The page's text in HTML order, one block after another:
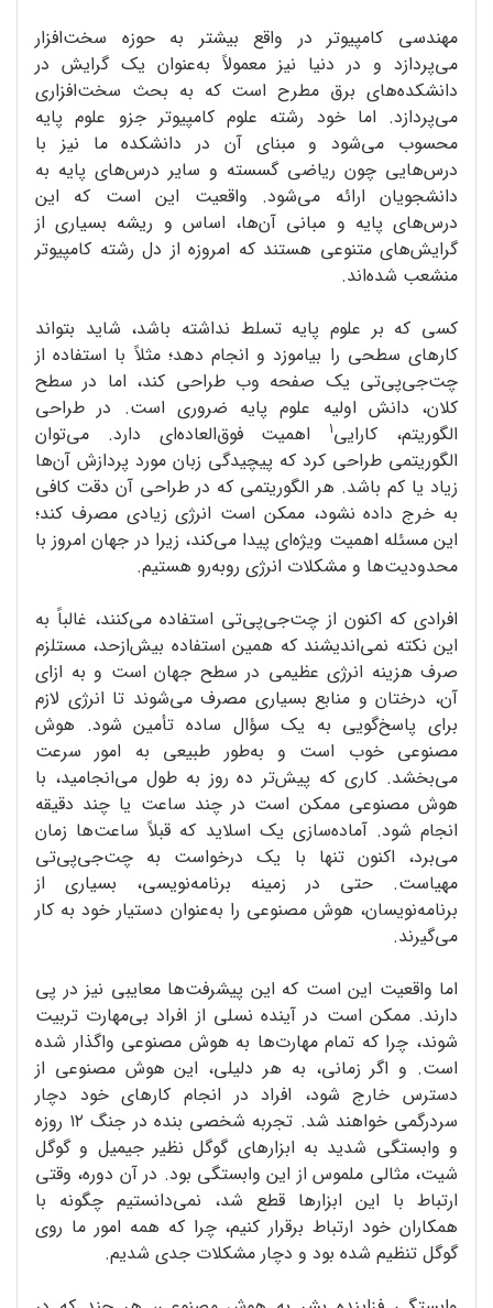
مهندسی کامپیوتر در واقع بیشتر به حوزه‌ سخت‌افزار
می‌پردازد و در دنیا نیز معمولاً به‌عنوان یک گرایش در
دانشکده‌های برق مطرح است که به بحث سخت‌افزاری
می‌پردازد. اما خود رشته‌ علوم کامپیوتر جزو علوم پایه
محسوب می‌شود و مبنای آن در دانشکده‌ ما نیز با
درس‌هایی چون ریاضی گسسته و سایر درس‌های پایه به
دانشجویان ارائه می‌شود. واقعیت این است که این
درس‌های پایه و مبانی آن‌ها، اساس و ریشه‌ بسیاری از
گرایش‌های متنوعی هستند که امروزه از دل رشته‌ کامپیوتر
منشعب شده‌اند.
کسی که بر علوم پایه تسلط نداشته باشد، شاید بتواند
کارهای سطحی را بیاموزد و انجام دهد؛ مثلاً با استفاده از
چت‌جی‌پی‌تی یک صفحه‌ وب طراحی کند، اما در سطح
کلان، دانش اولیه‌ علوم پایه ضروری است. در طراحی
الگوریتم، کارایی1اهمیت فوق‌العاده‌ای دارد. می‌توان
الگوریتمی طراحی کرد که پیچیدگی زبان مورد پردازش آن‌ها
زیاد یا کم باشد. هر الگوریتمی که در طراحی آن دقت کافی
به خرج داده نشود، ممکن است انرژی زیادی مصرف کند؛
این مسئله اهمیت ویژه‌ای پیدا می‌کند، زیرا در جهان امروز با
محدودیت‌ها و مشکلات انرژی روبه‌رو هستیم.
افرادی که اکنون از چت‌جی‌پی‌تی استفاده می‌کنند، غالباً به
این نکته نمی‌اندیشند که همین استفاده‌ بیش‌ازحد، مستلزم
صرف هزینه‌ انرژی عظیمی در سطح جهان است و به ازای
آن، درختان و منابع بسیاری مصرف می‌شوند تا انرژی لازم
برای پاسخ‌گویی به یک سؤال ساده تأمین شود. هوش
مصنوعی خوب است و به‌طور طبیعی به امور سرعت
می‌بخشد. کاری که پیش‌تر ده روز به طول می‌انجامید، با
هوش مصنوعی ممکن است در چند ساعت یا چند دقیقه
انجام شود. آماده‌سازی یک اسلاید که قبلاً ساعت‌ها زمان
می‌برد، اکنون تنها با یک درخواست به چت‌جی‌پی‌تی
مهیاست. حتی در زمینه‌ برنامه‌نویسی، بسیاری از
برنامه‌نویسان، هوش مصنوعی را به‌عنوان دستیار خود به کار
می‌گیرند.
اما واقعیت این است که این پیشرفت‌ها معایبی نیز در پی
دارند. ممکن است در آینده نسلی از افراد بی‌مهارت تربیت
شوند، چرا که تمام مهارت‌ها به هوش مصنوعی واگذار شده
است. و اگر زمانی، به هر دلیلی، این هوش مصنوعی از
دسترس خارج شود، افراد در انجام کارهای خود دچار
سردرگمی خواهند شد. تجربه‌ شخصی بنده در جنگ ۱۲ روزه
و وابستگی شدید به ابزارهای گوگل نظیر جیمیل و گوگل
شیت، مثالی ملموس از این وابستگی بود. در آن دوره، وقتی
ارتباط با این ابزارها قطع شد، نمی‌دانستیم چگونه با
همکاران خود ارتباط برقرار کنیم، چرا که همه‌ امور ما روی
گوگل تنظیم شده بود و دچار مشکلات جدی شدیم.